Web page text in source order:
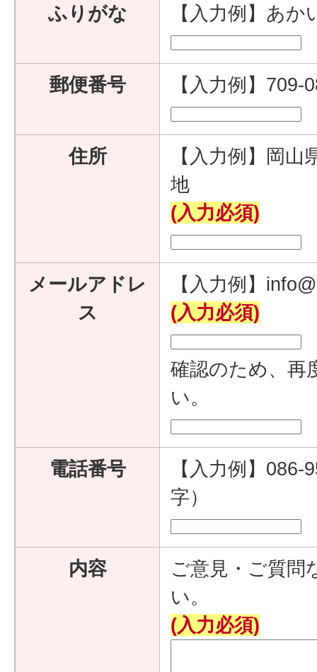
ふりがな 【入力例】あ
郵便番号 【入力例】
住所
【入力例】岡
地
(入力必須)
メールアドレ
ス
【入力例】
(入力必須)
確認のため、再
い。
電話番号
【入力例】
字）
内容
ご意見・ご質問
い。
(入力必須)